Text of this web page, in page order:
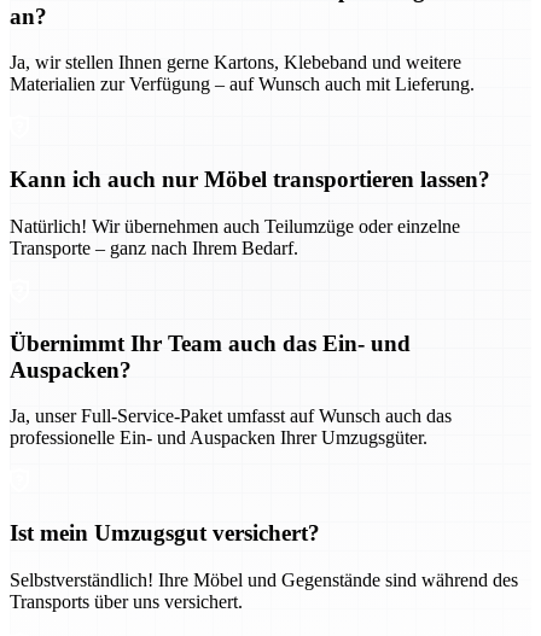
an?
Ja, wir stellen Ihnen gerne Kartons, Klebeband und weitere
Materialien zur Verfügung – auf Wunsch auch mit Lieferung.
Kann ich auch nur Möbel transportieren lassen?
Natürlich! Wir übernehmen auch Teilumzüge oder einzelne
Transporte – ganz nach Ihrem Bedarf.
Übernimmt Ihr Team auch das Ein- und
Auspacken?
Ja, unser Full-Service-Paket umfasst auf Wunsch auch das
professionelle Ein- und Auspacken Ihrer Umzugsgüter.
Ist mein Umzugsgut versichert?
Selbstverständlich! Ihre Möbel und Gegenstände sind während des
Transports über uns versichert.